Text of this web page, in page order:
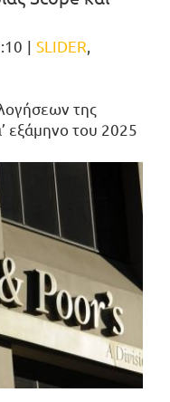
| SLIDER,
της
εξάμηνο του 2025